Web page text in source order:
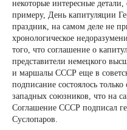
некоторые интересные
примеру, День капитуляции
праздник, на самом деле не
хронологическое
того, что соглашение о
представители немецкого
и маршалы СССР еще в
подписание состоялось
западных союзников, что на
Соглашение СССР подписал
Суслопаров.